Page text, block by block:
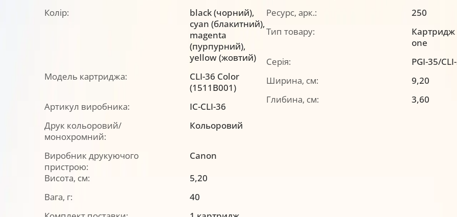
Колір:
black (чорний),
cyan (блакитний),
magenta
(пурпурний),
yellow (жовтий)
Модель картриджа:
CLI-36 Color
(1511B001)
Артикул виробника:
IC-CLI-36
Друк кольоровий/
монохромний:
Кольоровий
Виробник друкуючого
пристрою:
Canon
Ресурс, арк.:
250
Тип товару:
one
Серія:
PGI-35/
Ширина, см:
9,20
Глибина, см:
3,60
Висота, см:
5,20
Вага, г:
40